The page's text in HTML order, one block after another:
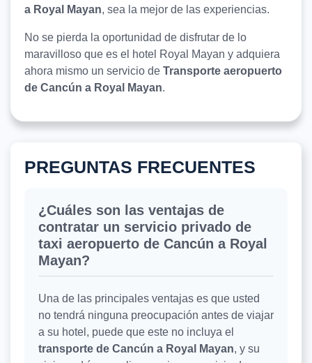
a Royal Mayan, sea la mejor de las experiencias.
No se pierda la oportunidad de disfrutar de lo
maravilloso que es el hotel Royal Mayan y adquiera
ahora mismo un servicio de Transporte aeropuerto
de Cancún a Royal Mayan.
PREGUNTAS FRECUENTES
¿Cuáles son las ventajas de
contratar un servicio privado de
taxi aeropuerto de Cancún a Royal
Mayan?
Una de las principales ventajas es que usted
no tendrá ninguna preocupación antes de viajar
a su hotel, puede que este no incluya el
transporte de Cancún a Royal Mayan, y su